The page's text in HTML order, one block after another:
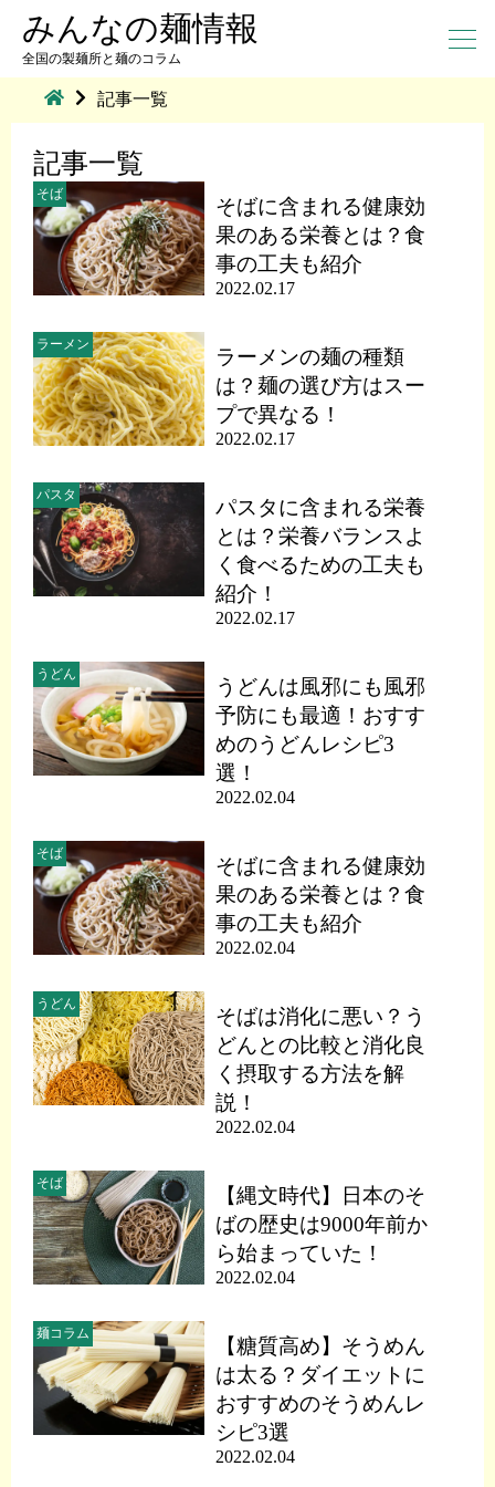
みんなの麺情報
全国の製麺所と麺のコラム
記事一覧
記事一覧
そばに含まれる健康効
果のある栄養とは？食
事の工夫も紹介
2022.02.17
そば
ラーメンの麺の種類
は？麺の選び方はスー
プで異なる！
2022.02.17
ラーメン
パスタに含まれる栄養
とは？栄養バランスよ
く食べるための工夫も
紹介！
2022.02.17
パスタ
うどんは風邪にも風邪
予防にも最適！おすす
めのうどんレシピ3
選！
2022.02.04
うどん
そばに含まれる健康効
果のある栄養とは？食
事の工夫も紹介
2022.02.04
そば
そばは消化に悪い？う
どんとの比較と消化良
く摂取する方法を解
説！
2022.02.04
うどん
【縄文時代】日本のそ
ばの歴史は9000年前か
ら始まっていた！
2022.02.04
そば
【糖質高め】そうめん
は太る？ダイエットに
おすすめのそうめんレ
シピ3選
2022.02.04
麺コラム